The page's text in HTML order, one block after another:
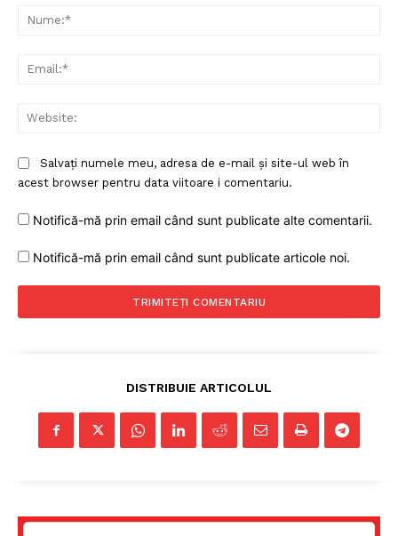
Salvați numele meu, adresa de e-mail și site-ul web în
acest browser pentru data viitoare i comentariu.
Notifică-mă prin email când sunt publicate alte comentarii.
Notifică-mă prin email când sunt publicate articole noi.
DISTRIBUIE ARTICOLUL